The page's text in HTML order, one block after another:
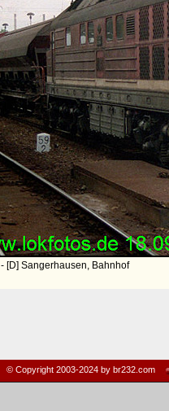
- [D] Sangerhausen, Bahnhof
© Copyright 2003-2024 by br232.com